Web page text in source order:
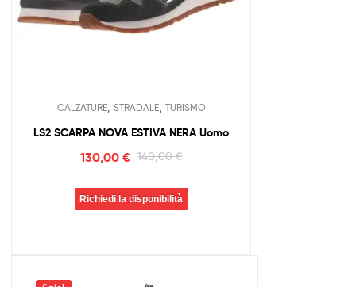
CALZATURE, STRADALE, TURISMO
LS2 SCARPA NOVA ESTIVA NERA Uomo
140,00€
130,00 €
Richiedi la disponibilità